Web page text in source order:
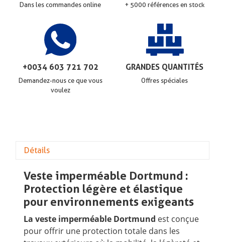
Dans les commandes online + 5000 références en stock
+0034 603 721 702
Demandez-nous ce que vous
voulez
GRANDES QUANTITÉS
Offres spéciales
Détails
Veste imperméable Dortmund :
Protection légère et élastique
pour environnements exigeants
La veste imperméable Dortmund est conçue
pour offrir une protection totale dans les